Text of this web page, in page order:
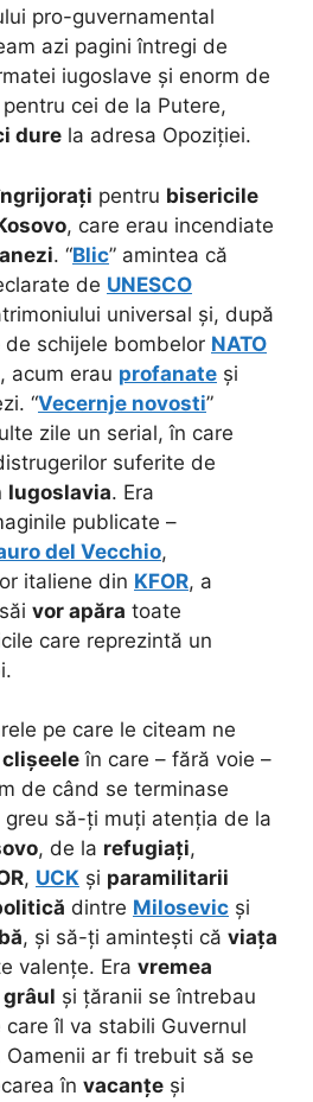
pro-guvernamental
azi pagini întregi de
iugoslave și enorm de
pentru cei de la Putere,
dure la adresa Opoziției.
pentru bisericile
, care erau incendiate
. “Blic” amintea că
de UNESCO
universal și, după
de schijele bombelor NATO
acum erau profanate și
“Vecernje novosti”
zile un serial, în care
suferite de
Iugoslavia. Era
publicate –
del Vecchio,
italiene din KFOR, a
vor apăra toate
care reprezintă un
pe care le citeam ne
clișeele în care – fără voie –
de când se terminase
să-ți muți atenția de la
, de la refugiați,
, UCK și paramilitarii
dintre Milosevic și
, și să-ți amintești că viața
valențe. Era vremea
grâul și țăranii se întrebau
care îl va stabili Guvernul
ar fi trebuit să se
în vacanțe și